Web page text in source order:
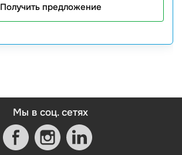
Получить предложение
Мы в соц. сетях